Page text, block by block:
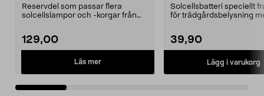
Reservdel som passar flera
solcellslampor och -korgar från
129,00
Läs mer
pack
Solcellsbatteri speciellt
för trädgårdsbelysning
39,90
Lägg i varukorg